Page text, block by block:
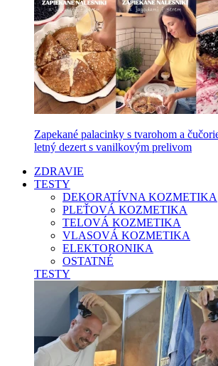
Zapekané palacinky s tvarohom a
letný dezert s vanilkovým prelivom
ZDRAVIE
TESTY
DEKORATÍVNA KOZMETIKA
PLEŤOVÁ KOZMETIKA
TELOVÁ KOZMETIKA
VLASOVÁ KOZMETIKA
ELEKTORONIKA
OSTATNÉ
TESTY